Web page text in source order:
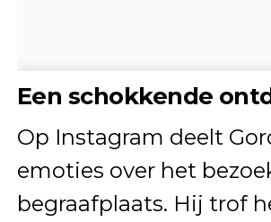
Een schokkende
Op Instagram deelt
emoties over het
begraafplaats. Hij trof